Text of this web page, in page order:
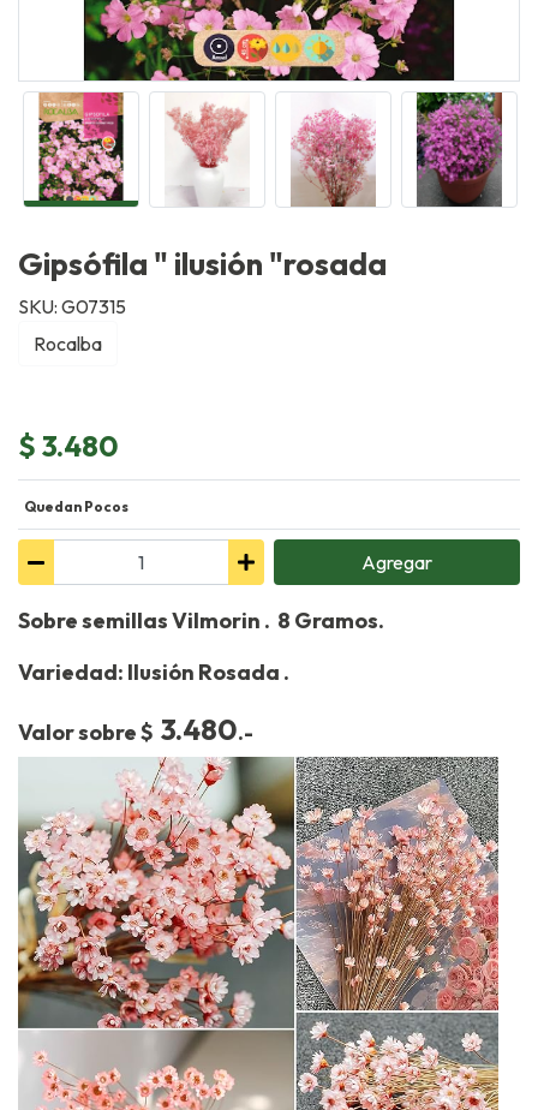
Gipsófila " ilusión "rosada
SKU: G07315
Rocalba
$ 3.480
Quedan Pocos
Agregar
Sobre semillas Vilmorin . 8 Gramos.
Variedad: Ilusión Rosada .
Valor sobre $ 3.480.-